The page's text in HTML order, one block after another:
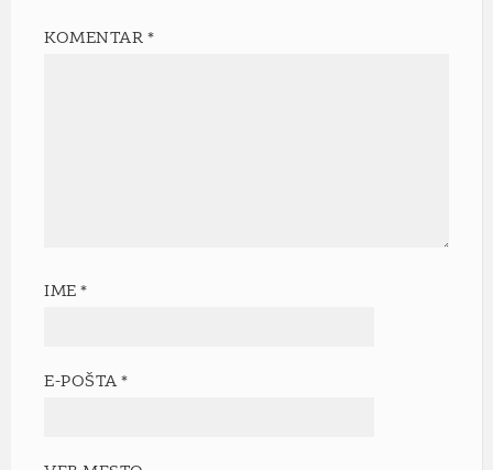
KOMENTAR*
IME*
E-POŠTA*